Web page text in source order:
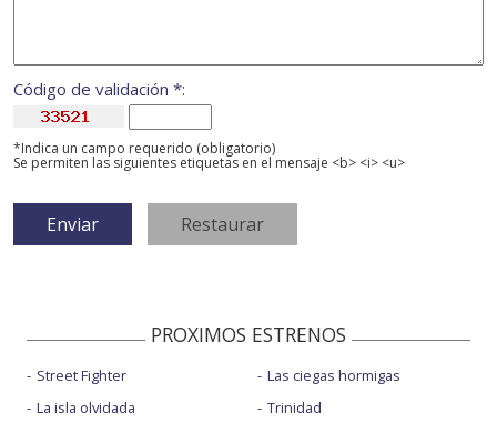
Código de validación *:
*Indica un campo requerido (obligatorio)
Se permiten las siguientes etiquetas en el mensaje <b> <i> <u>
PROXIMOS ESTRENOS
Street Fighter
La isla olvidada
Las ciegas hormigas
Trinidad